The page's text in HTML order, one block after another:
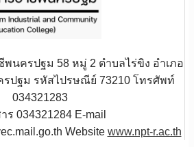
นครปฐม 58 หมู่ 2 ตำบลไร่ขิง อำเภอ
ปฐม รหัสไปรษณีย์ 73210 โทรศัพท์
034321283
ร 034321284 E-mail
Website www.npt-r.ac.th